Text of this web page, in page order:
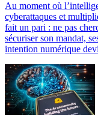
Au moment où
cyberattaques et
fait un pari : ne pas
sécuriser son mandat,
intention numérique